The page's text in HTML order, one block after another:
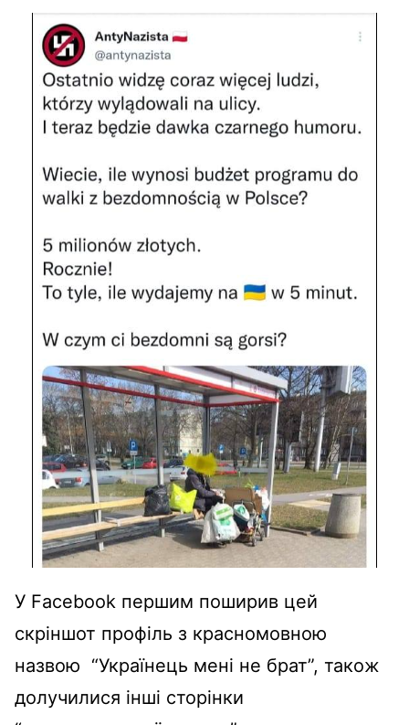
У Facebook першим поширив цей
скріншот профіль з красномовною
назвою “Українець мені не брат”, також
долучилися інші сторінки